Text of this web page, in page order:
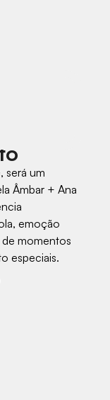
será um
Âmbar + Ana
emoção
momentos
especiais.